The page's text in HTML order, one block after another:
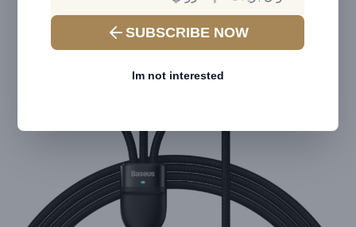
SUBSCRIBE NOW
Im not interested